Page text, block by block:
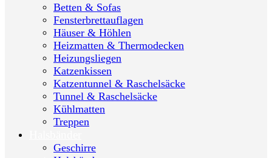
Betten & Sofas
Fensterbrettauflagen
Häuser & Höhlen
Heizmatten & Thermodecken
Heizungsliegen
Katzenkissen
Katzentunnel & Raschelsäcke
Tunnel & Raschelsäcke
Kühlmatten
Treppen
Geschirre